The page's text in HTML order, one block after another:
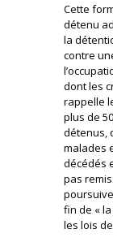
Cette
détenu
la
contre
dont les
rappelle
plus de
détenus,
malades
décédés
pas
fin de «
les lois